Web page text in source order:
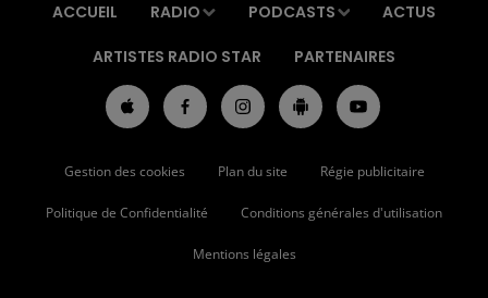
ACCUEIL RADIO PODCASTS ACTUS
ARTISTES RADIO STAR PARTENAIRES
Gestion des cookies Plan du site Régie publicitaire
Politique de Confidentialité Conditions générales d'utilisation
Mentions légales